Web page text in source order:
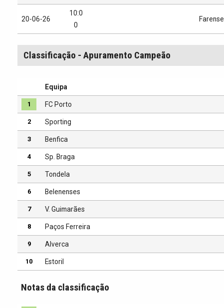
20-06-26
10:0
0
Farense
Classificação - Apuramento Campeão
Equipa
1 FC Porto
2 Sporting
3 Benfica
4 Sp. Braga
5 Tondela
6 Belenenses
7 V. Guimarães
8 Paços Ferreira
9 Alverca
10 Estoril
Notas da classificação